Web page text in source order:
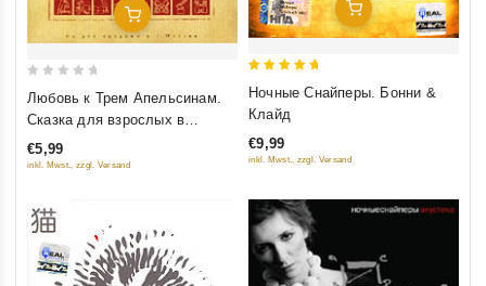
Добавить В Корзину
5
Любовь к Трем Апельсинам.
Сказка для взрослых в
исполнении Сергея Безрукова
€5,99
inkl. Mwst., zzgl. Versand
Добавить В Корзину
Ночные Снайперы. Бонни &
Клайд
€9,99
inkl. Mwst., zzgl. Versand